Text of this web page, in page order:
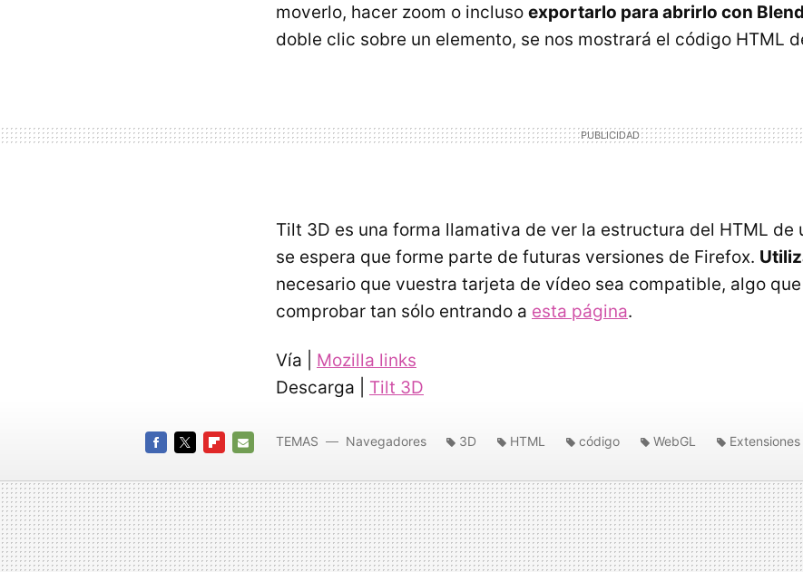
moverlo, hacer zoom o incluso exportarlo para abrirlo con
doble clic sobre un elemento, se nos mostrará el código HTML
Tilt 3D es una forma llamativa de ver la estructura del HTML de
se espera que forme parte de futuras versiones de Firefox.
necesario que vuestra tarjeta de vídeo sea compatible, algo
comprobar tan sólo entrando a esta página.
Vía | Mozilla links
Descarga | Tilt 3D
MAIL
TEMAS Navegadores 3D HTML código WebGL